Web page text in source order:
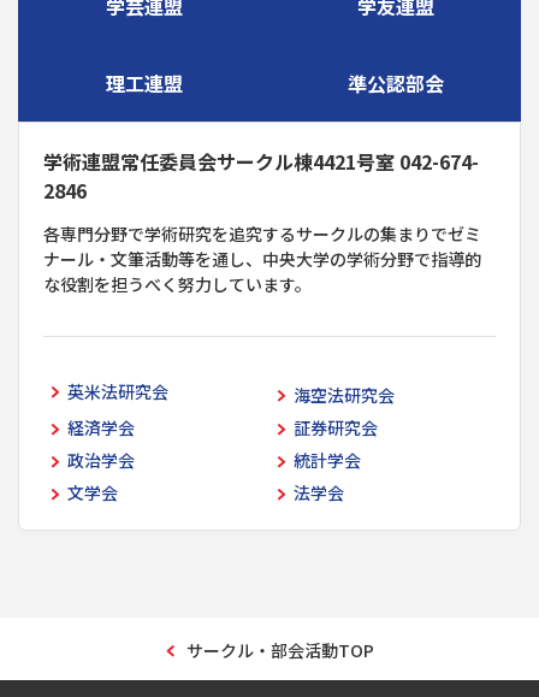
理工連盟 準公認部会
学術連盟常任委員会サークル棟4421号室 042-674-
2846
各専門分野で学術研究を追究するサークルの集まりでゼミ
ナール・文筆活動等を通し、中央大学の学術分野で指導的
な役割を担うべく努力しています。
英米法研究会
海空法研究会
経済学会
証券研究会
政治学会
統計学会
文学会
法学会
サークル・部会活動TOP